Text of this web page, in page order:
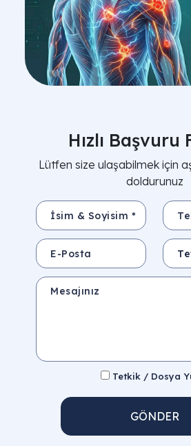
Hızlı Başvuru
Lütfen size ulaşabilmek için
doldurunuz
İsim & Soyisim *
E-Posta Konu
Mesajınız
Tetkik / Dosya
GÖNDER